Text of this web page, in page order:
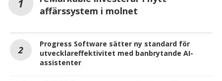
affärssystem i molnet
Progress Software sätter ny standard för
utvecklareffektivitet med banbrytande AI-
assistenter